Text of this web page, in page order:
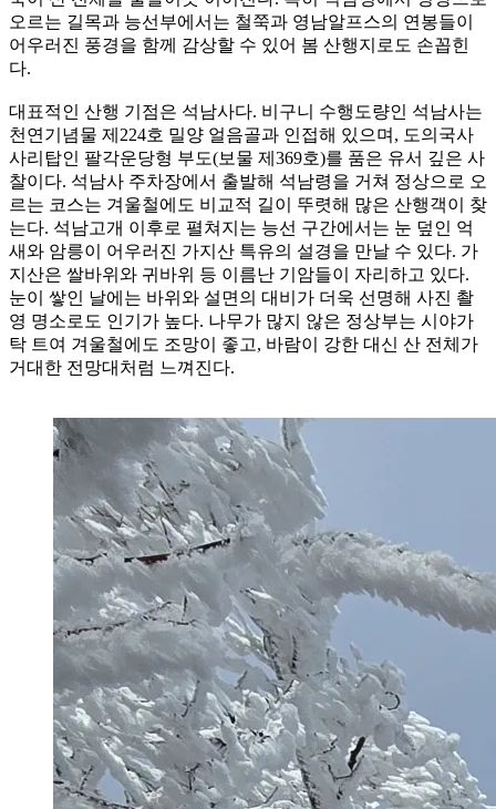
오르는 길목과 능선부에서는 철쭉과 영남알프스의 연봉들이
어우러진 풍경을 함께 감상할 수 있어 봄 산행지로도 손꼽힌
다.
대표적인 산행 기점은 석남사다. 비구니 수행도량인 석남사는
천연기념물 제224호 밀양 얼음골과 인접해 있으며, 도의국사
사리탑인 팔각운당형 부도(보물 제369호)를 품은 유서 깊은 사
찰이다. 석남사 주차장에서 출발해 석남령을 거쳐 정상으로 오
르는 코스는 겨울철에도 비교적 길이 뚜렷해 많은 산행객이 찾
는다. 석남고개 이후로 펼쳐지는 능선 구간에서는 눈 덮인 억
새와 암릉이 어우러진 가지산 특유의 설경을 만날 수 있다. 가
지산은 쌀바위와 귀바위 등 이름난 기암들이 자리하고 있다.
눈이 쌓인 날에는 바위와 설면의 대비가 더욱 선명해 사진 촬
영 명소로도 인기가 높다. 나무가 많지 않은 정상부는 시야가
탁 트여 겨울철에도 조망이 좋고, 바람이 강한 대신 산 전체가
거대한 전망대처럼 느껴진다.